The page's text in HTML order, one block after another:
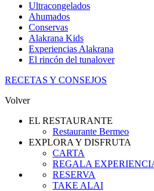
Ultracongelados
Ahumados
Conservas
Alakrana Kids
Experiencias Alakrana
El rincón del tunalover
RECETAS Y CONSEJOS
Volver
EL RESTAURANTE
Restaurante Bermeo
EXPLORA Y DISFRUTA
CARTA
REGALA
RESERVA
TAKE ALAI